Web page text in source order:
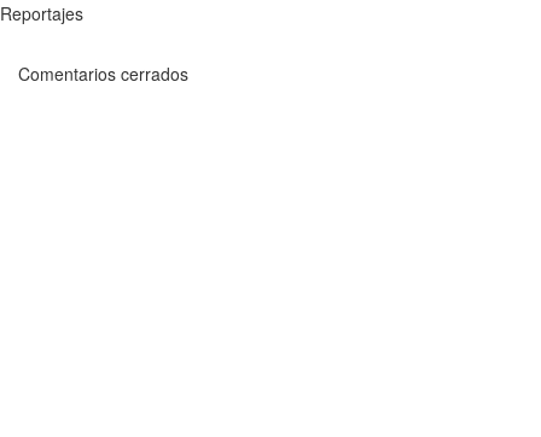
Reportajes
Comentarios cerrados